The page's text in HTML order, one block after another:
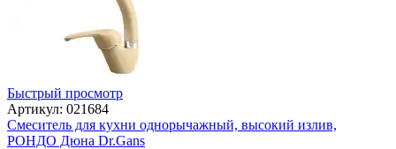
Быстрый просмотр
Артикул: 021684
Смеситель для кухни однорычажный, высокий излив,
РОНДО Дюна Dr.Gans